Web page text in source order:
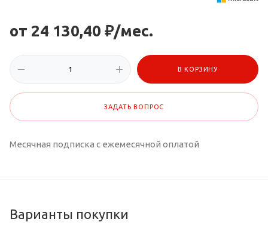
от 24 130,40 ₽/мес.
В КОРЗИНУ
ЗАДАТЬ ВОПРОС
Месячная подписка с ежемесячной оплатой
Варианты покупки